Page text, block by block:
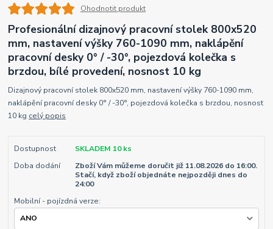
Ohodnotit produkt
Profesionální dizajnový pracovní stolek 800x520
mm, nastavení výšky 760-1090 mm, naklápění
pracovní desky 0° / -30°, pojezdová kolečka s
brzdou, bílé provedení, nosnost 10 kg
Dizajnový pracovní stolek 800x520 mm, nastavení výšky 760-1090 mm,
naklápění pracovní desky 0° / -30°, pojezdová kolečka s brzdou, nosnost
10 kg celý popis
Dostupnost
SKLADEM 10 ks
Doba dodání
Zboží Vám můžeme doručit již 11.08.2026 do 16:00.
Stačí, když zboží objednáte nejpozději dnes do
24:00
Mobilní - pojízdná verze: